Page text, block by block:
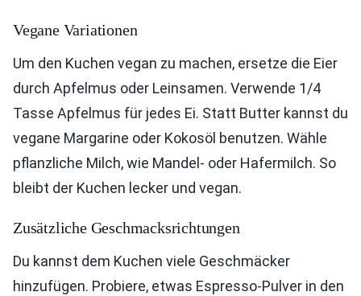
Vegane Variationen
Um den Kuchen vegan zu machen, ersetze die Eier
durch Apfelmus oder Leinsamen. Verwende 1/4
Tasse Apfelmus für jedes Ei. Statt Butter kannst du
vegane Margarine oder Kokosöl benutzen. Wähle
pflanzliche Milch, wie Mandel- oder Hafermilch. So
bleibt der Kuchen lecker und vegan.
Zusätzliche Geschmacksrichtungen
Du kannst dem Kuchen viele Geschmäcker
hinzufügen. Probiere, etwas Espresso-Pulver in den